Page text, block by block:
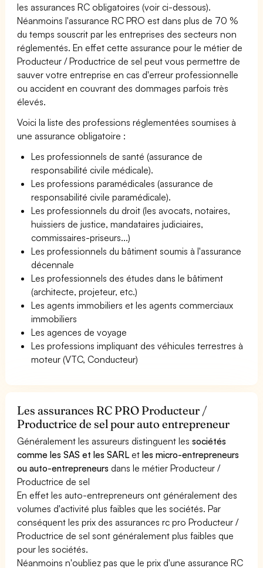
les assurances RC obligatoires (voir ci-dessous).
Néanmoins l'assurance RC PRO est dans plus de 70 %
du temps souscrit par les entreprises des secteurs non
réglementés. En effet cette assurance pour le métier de
Producteur / Productrice de sel peut vous permettre de
sauver votre entreprise en cas d'erreur professionnelle
ou accident en couvrant des dommages parfois très
élevés.
Voici la liste des professions réglementées soumises à
une assurance obligatoire :
Les professionnels de santé (assurance de
responsabilité civile médicale).
Les professions paramédicales (assurance de
responsabilité civile paramédicale).
Les professionnels du droit (les avocats, notaires,
huissiers de justice, mandataires judiciaires,
commissaires-priseurs...)
Les professionnels du bâtiment soumis à l'assurance
décennale
Les professionnels des études dans le bâtiment
(architecte, projeteur, etc.)
Les agents immobiliers et les agents commerciaux
immobiliers
Les agences de voyage
Les professions impliquant des véhicules terrestres à
moteur (VTC, Conducteur)
Les assurances RC PRO Producteur /
Productrice de sel pour auto entrepreneur
Généralement les assureurs distinguent lessociétés
comme les SAS et les SARL etles micro-entrepreneurs
ou auto-entrepreneurs dans le métier Producteur /
Productrice de sel
En effet les auto-entrepreneurs ont généralement des
volumes d'activité plus faibles que les sociétés. Par
conséquent les prix des assurances rc pro Producteur /
Productrice de sel sont généralement plus faibles que
pour les sociétés.
Néanmoins n'oubliez pas que le prix d'une assurance RC